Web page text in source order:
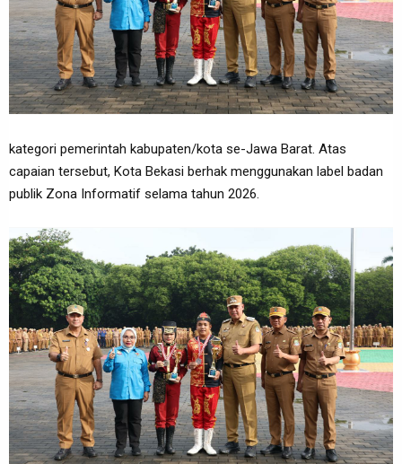
kategori pemerintah kabupaten/kota se-Jawa Barat. Atas
capaian tersebut, Kota Bekasi berhak menggunakan label badan
publik Zona Informatif selama tahun 2026.